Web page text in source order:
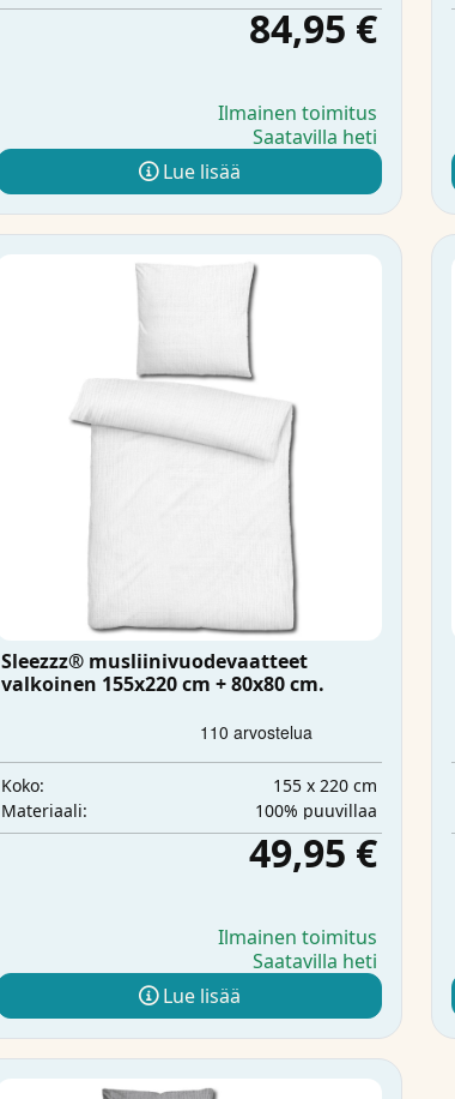
84,95 €
Ilmainen toimitus
Saatavilla heti
Lue lisää
Sleezzz® musliinivuodevaatteet
valkoinen 155x220 cm + 80x80 cm.
Koko:
155 x 220 cm
Materiaali:
100% puuvillaa
49,95 €
Ilmainen toimitus
Saatavilla heti
Lue lisää